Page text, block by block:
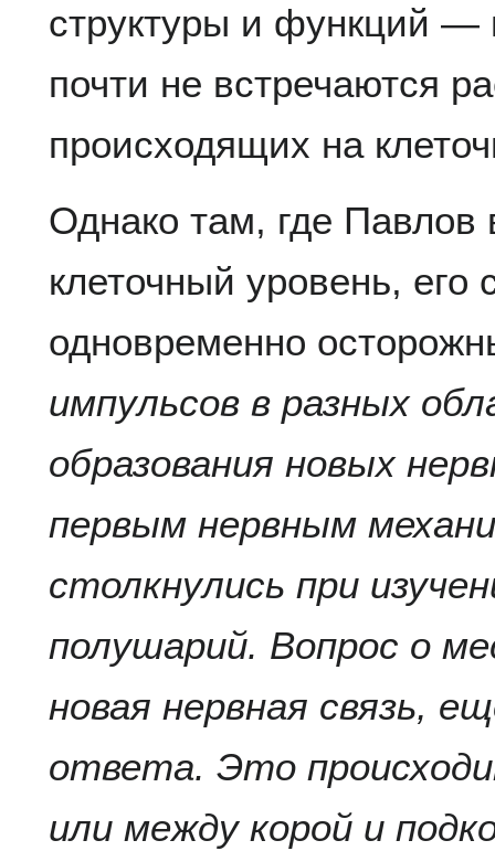
структуры и функций —
почти не встречаются
происходящих на
Однако там, где Павлов
клеточный уровень,
одновременно
импульсов в разных
образования новых
первым нервным
столкнулись при
полушарий. Вопрос о
новая нервная связь,
ответа. Это
или между корой и